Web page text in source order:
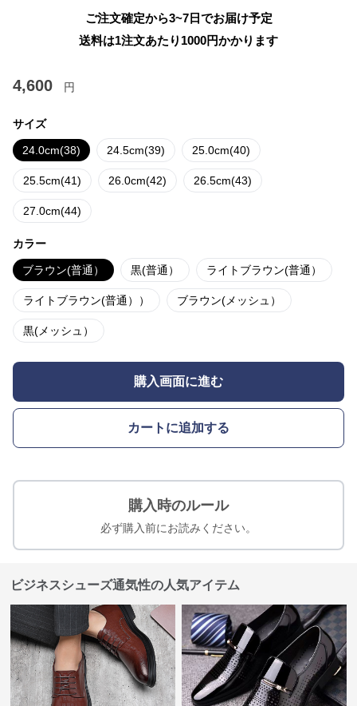
ご注文確定から3~7日でお届け予定
送料は1注文あたり 1000円かかります
4,600 円
サイズ
24.0cm(38) 24.5cm(39) 25.0cm(40)
25.5cm(41) 26.0cm(42) 26.5cm(43)
27.0cm(44)
カラー
ブラウン(普通） 黒(普通） ライトブラウン(普通）
ライトブラウン(普通）） ブラウン(メッシュ）
黒(メッシュ）
購入画面に進む
カートに追加する
購入時のルール
必ず購入前にお読みください。
ビジネスシューズ通気性の人気アイテム